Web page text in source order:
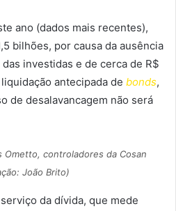
ano (dados mais recentes),
bilhões, por causa da ausência
investidas e de cerca de R$
antecipada de bonds,
de desalavancagem não será
Ometto, controladores da Cosan
João Brito)
da dívida, que mede